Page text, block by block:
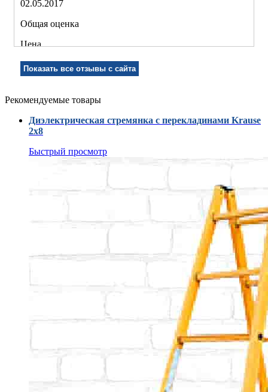
02.05.2017
Общая оценка
Цена
Качество
Рекомендую!
Комментарий:
Небольшая стремянка, легко помещается в машину.
Показать все отзывы с сайта
Рекомендуемые товары
Диэлектрическая стремянка с перекладинами Krause
2х8
Быстрый просмотр